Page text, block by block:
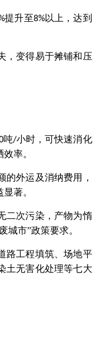
提升至8%以上，达到
，变得易于摊铺和压
吨/小时，可快速消化
率。
的外运及消纳费用，
著。
二次污染，产物为惰
城市”政策要求。
路工程填筑、场地平
土无害化处理等七大